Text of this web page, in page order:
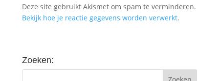
Deze site gebruikt Akismet om spam te verminderen.
Bekijk hoe je reactie gegevens worden verwerkt.
Zoeken: